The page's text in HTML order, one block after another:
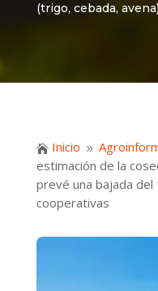
(trigo, cebada,
 Inicio 9
estimación de la
prevé una bajada del
cooperativas